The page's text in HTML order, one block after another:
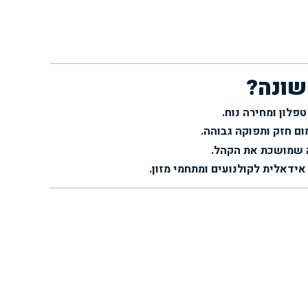
ומחירה נוח.
חזק ותפוקה גבוהה.
שמושכת את הקהל.
לקולנועים ומתחמי מזון.